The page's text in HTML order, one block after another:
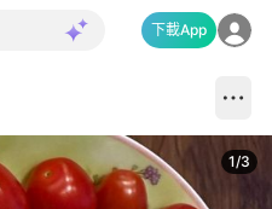
下載App
1/3